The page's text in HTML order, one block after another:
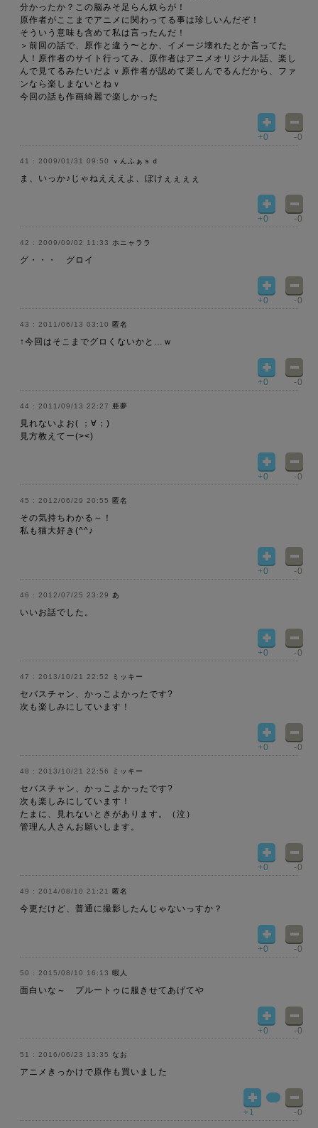
分かったか？この脳みそ足らん奴らが！
原作者がここまでアニメに関わってる事は珍しいんだぞ！
そういう意味も含めて私は言ったんだ！
＞前回の話で、原作と違う〜とか、イメージ壊れたとか言ってた
人！原作者のサイト行ってみ、原作者はアニメオリジナル話、楽し
んで見てるみたいだよｖ原作者が認めて楽しんでるんだから、ファ
ンなら楽しまないとねｖ
今回の話も作画綺麗で楽しかった
+0 -0
2009/01/31 09:50 ｖんふぁｓｄ
ま、いっか♪じゃねえええよ、ぼけぇぇぇぇ
+0 -0
2009/09/02 11:33 ホニャララ
グ・・・ グロイ
+0 -0
2011/06/13 03:10 匿名
↑今回はそこまでグロくないかと…ｗ
+0 -0
2011/09/13 22:27 亜夢
見れないよお( ；∀；)
見方教えてー(><)
+0 -0
2012/06/29 20:55 匿名
その気持ちわかる～！
私も猫大好き(^^♪
+0 -0
2012/07/25 23:29 あ
いいお話でした。
+0 -0
2013/10/21 22:52 ミッキー
セバスチャン、かっこよかったです?
次も楽しみにしています！
+0 -0
2013/10/21 22:56 ミッキー
セバスチャン、かっこよかったです?
次も楽しみにしています！
たまに、見れないときがあります。（泣）
管理ん人さんお願いします。
+0 -0
2014/08/10 21:21 匿名
今更だけど、普通に撮影したんじゃないっすか？
+0 -0
2015/08/10 16:13 暇人
面白いな～ プルートゥに服きせてあげてや
+0 -0
2016/06/23 13:35 なお
アニメきっかけで原作も買いました
+1 -0